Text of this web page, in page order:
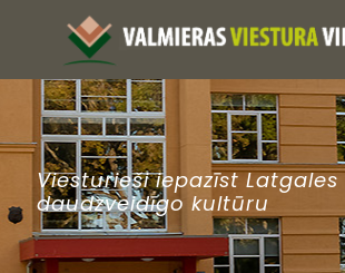
Viesturieši iepazīst Latgales
daudzveidīgo kultūru